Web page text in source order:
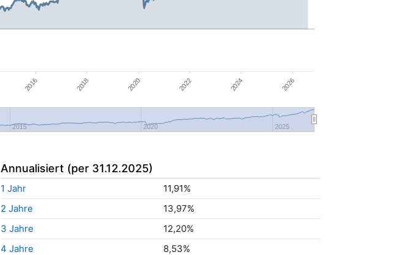
2016 2018 2020 2022 2024 2026
2015 2020 2025
Annualisiert (per 31.12.2025)
1 Jahr
11,91%
2 Jahre
13,97%
3 Jahre
12,20%
4 Jahre
8,53%